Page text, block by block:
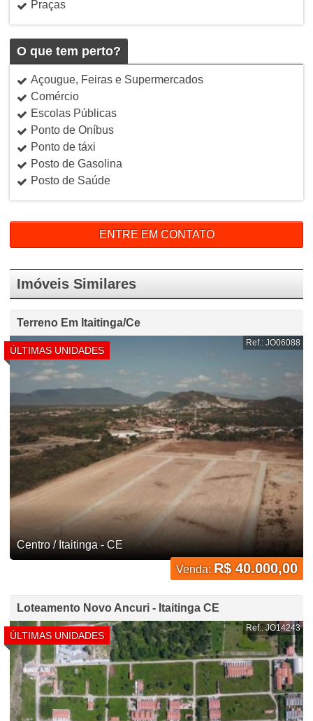
Praças
O que tem perto?
Açougue, Feiras e Supermercados
Comércio
Escolas Públicas
Ponto de Oníbus
Ponto de táxi
Posto de Gasolina
Posto de Saúde
ENTRE EM CONTATO
Imóveis Similares
Terreno Em Itaitinga/Ce
ÚLTIMAS UNIDADES
Ref.: JO06088
Centro / Itaitinga - CE
Venda: R$ 40.000,00
Loteamento Novo Ancuri - Itaitinga CE
ÚLTIMAS UNIDADES
Ref.: JO14243